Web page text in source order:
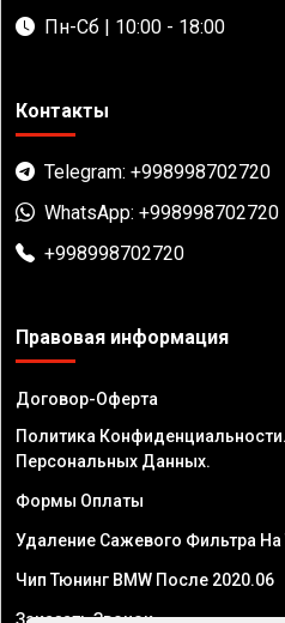
Пн-Сб | 10:00 - 18:00
Контакты
Telegram: +998998702720
WhatsApp: +998998702720
+998998702720
Правовая информация
Договор-Оферта
Политика
Персональных Данных.
Формы Оплаты
Удаление Сажевого Фильтра На
Чип Тюнинг BMW После 2020.06